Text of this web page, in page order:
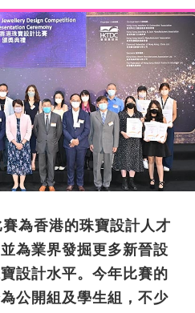
為香港的珠寶設計人才
為業界發掘更多新晉設
設計水平。今年比賽的
公開組及學生組，不少